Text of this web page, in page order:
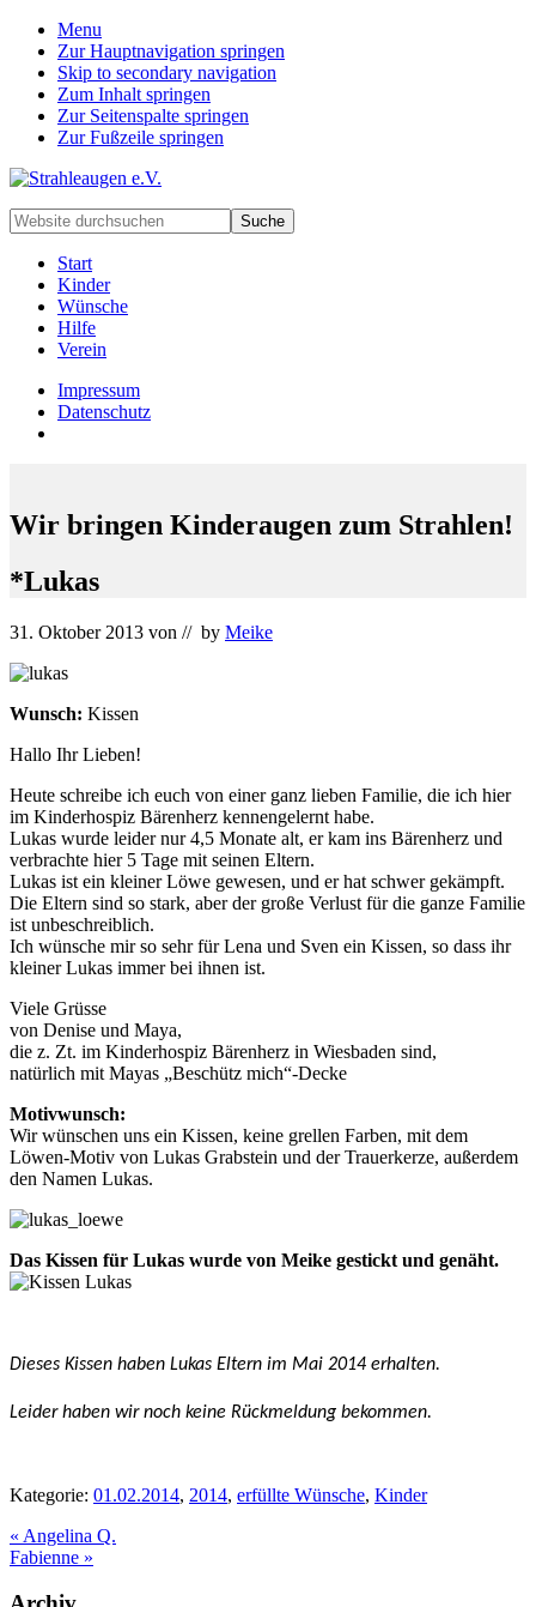
Menu
Zur Hauptnavigation springen
Skip to secondary navigation
Zum Inhalt springen
Zur Seitenspalte springen
Zur Fußzeile springen
Handarbeiten
für
besondere
Kinder
deren
Familien
Website
durchsuchen
Start
Kinder
Wünsche
Hilfe
Verein
Impressum
Datenschutz
Wir bringen Kinderaugen zum Strahlen!
*Lukas
31. Oktober 2013 von // by Meike
Wunsch: Kissen
Hallo Ihr Lieben!
Heute schreibe ich euch von einer ganz lieben Familie, die ich hier
im Kinderhospiz Bärenherz kennengelernt habe.
Lukas wurde leider nur 4,5 Monate alt, er kam ins Bärenherz und
verbrachte hier 5 Tage mit seinen Eltern.
Lukas ist ein kleiner Löwe gewesen, und er hat schwer gekämpft.
Die Eltern sind so stark, aber der große Verlust für die ganze Familie
ist unbeschreiblich.
Ich wünsche mir so sehr für Lena und Sven ein Kissen, so dass ihr
kleiner Lukas immer bei ihnen ist.
Viele Grüsse
von Denise und Maya,
die z. Zt. im Kinderhospiz Bärenherz in Wiesbaden sind,
natürlich mit Mayas „Beschütz mich“-Decke
Motivwunsch:
Wir wünschen uns ein Kissen, keine grellen Farben, mit dem
Löwen-Motiv von Lukas Grabstein und der Trauerkerze, außerdem
den Namen Lukas.
Das Kissen für Lukas wurde von Meike gestickt und genäht.
Dieses Kissen haben Lukas Eltern im Mai 2014 erhalten.
Leider haben wir noch keine Rückmeldung bekommen.
Kategorie: 01.02.2014, 2014, erfüllte Wünsche, Kinder
Vorheriger
Beitrag:
« Angelina Q.
Nächster
Fabienne »